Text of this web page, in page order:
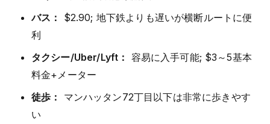
バス：
$2.90; 地下鉄よりも遅いが横断ルートに便
利
タクシー/Uber/Lyft： 容易に入手可能; $3～5基本
料金+メーター
徒歩：
マンハッタン72丁目以下は非常に歩きやす
い